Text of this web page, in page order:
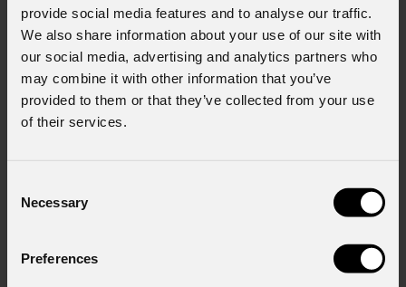
provide social media features and to analyse our traffic.
We also share information about your use of our site with
our social media, advertising and analytics partners who
may combine it with other information that you’ve
provided to them or that they’ve collected from your use
of their services.
Selection
Necessary
Preferences
EclMini
Custom